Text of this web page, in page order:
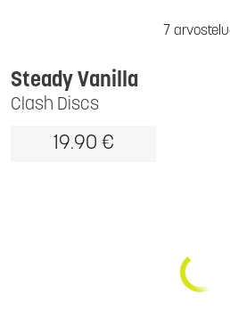
7
Clash Discs
Steady Vanilla
19.90 €